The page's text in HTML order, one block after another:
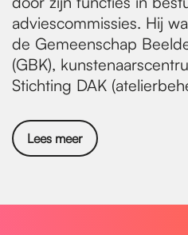
adviescommissies. Hij
de Gemeenschap
(GBK),
Stichting DAK
Lees meer